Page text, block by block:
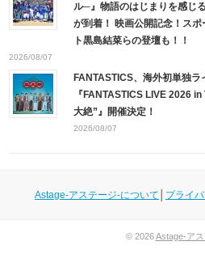
ル─』物語のはじまりを感じ
が到着！ 映画公開記念！スポ
ト黒島結菜らの登壇も！！
2026/08/07
FANTASTICS、海外初単独ラ
『FANTASTICS LIVE 2026 in
大絶”』開催決定！
2026/08/07
Astage-アステージ-について プライ
© 2026Astage-ア